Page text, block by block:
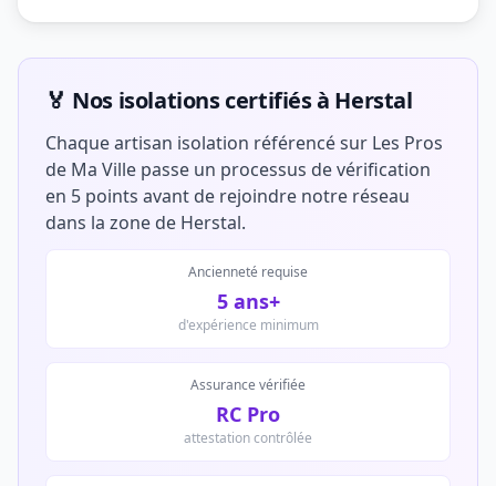
🏅 Nos isolations certifiés à Herstal
Chaque artisan isolation référencé sur Les Pros
de Ma Ville passe un processus de vérification
en 5 points avant de rejoindre notre réseau
dans la zone de Herstal.
Ancienneté requise
5 ans+
d'expérience minimum
Assurance vérifiée
RC Pro
attestation contrôlée